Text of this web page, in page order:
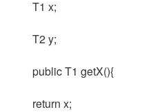
T1 x;
T2 y;
public T1 getX(){
return x;